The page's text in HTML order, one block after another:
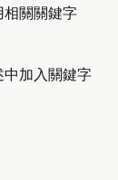
相關關鍵字
加入關鍵字